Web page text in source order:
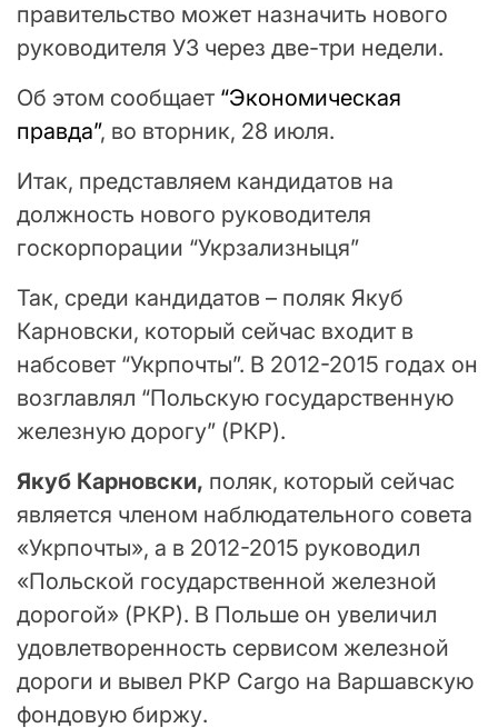
правительство может назначить нового
руководителя УЗ через две-три недели.
Об этом сообщает “Экономическая
правда”, во вторник, 28 июля.
Итак, представляем кандидатов на
должность нового руководителя
госкорпорации “Укрзализныця”
Так, среди кандидатов – поляк Якуб
Карновски, который сейчас входит в
набсовет “Укрпочты”. В 2012-2015 годах он
возглавлял “Польскую государственную
железную дорогу” (РКР).
Якуб Карновски, поляк, который сейчас
является членом наблюдательного совета
«Укрпочты», а в 2012-2015 руководил
«Польской государственной железной
дорогой» (РКР). В Польше он увеличил
удовлетворенность сервисом железной
дороги и вывел РКР Cargo на Варшавскую
фондовую биржу.